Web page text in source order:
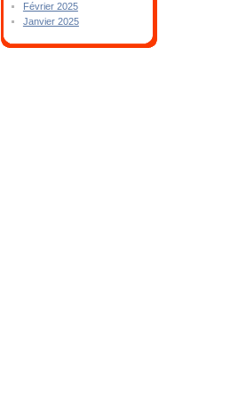
Février 2025
Janvier 2025